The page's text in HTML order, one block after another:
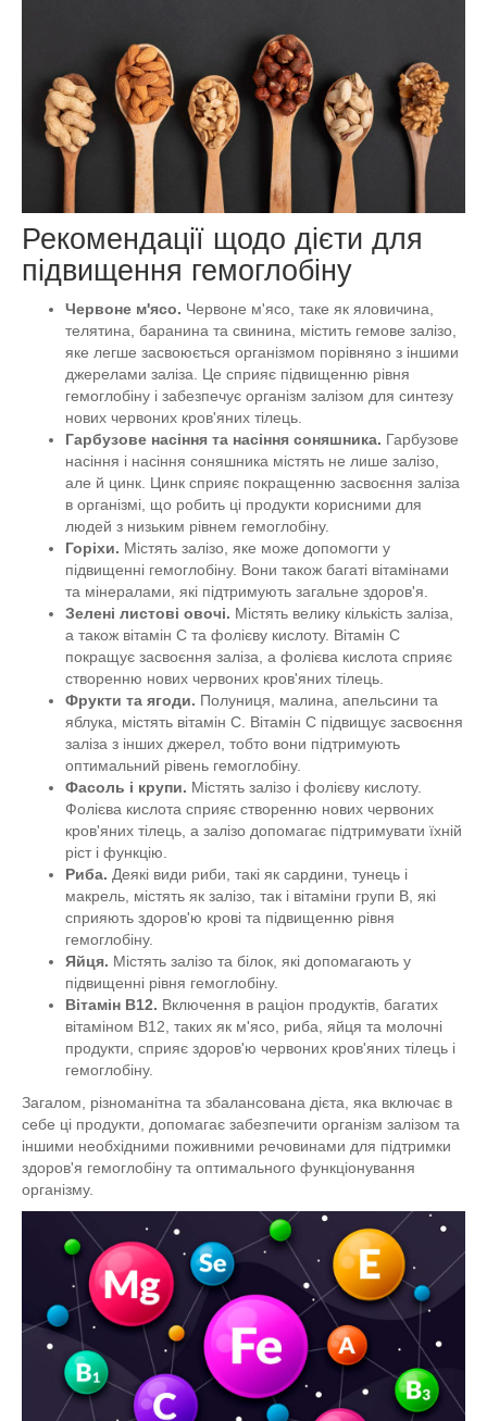
Рекомендації щодо дієти для
підвищення гемоглобіну
Червоне м'ясо. Червоне м'ясо, таке як яловичина,
телятина, баранина та свинина, містить гемове залізо,
яке легше засвоюється організмом порівняно з іншими
джерелами заліза. Це сприяє підвищенню рівня
гемоглобіну і забезпечує організм залізом для синтезу
нових червоних кров'яних тілець.
Гарбузове насіння та насіння соняшника. Гарбузове
насіння і насіння соняшника містять не лише залізо,
але й цинк. Цинк сприяє покращенню засвоєння заліза
в організмі, що робить ці продукти корисними для
людей з низьким рівнем гемоглобіну.
Горіхи. Містять залізо, яке може допомогти у
підвищенні гемоглобіну. Вони також багаті вітамінами
та мінералами, які підтримують загальне здоров'я.
Зелені листові овочі. Містять велику кількість заліза,
а також вітамін C та фолієву кислоту. Вітамін C
покращує засвоєння заліза, а фолієва кислота сприяє
створенню нових червоних кров'яних тілець.
Фрукти та ягоди. Полуниця, малина, апельсини та
яблука, містять вітамін C. Вітамін C підвищує засвоєння
заліза з інших джерел, тобто вони підтримують
оптимальний рівень гемоглобіну.
Фасоль і крупи. Містять залізо і фолієву кислоту.
Фолієва кислота сприяє створенню нових червоних
кров'яних тілець, а залізо допомагає підтримувати їхній
ріст і функцію.
Риба. Деякі види риби, такі як сардини, тунець і
макрель, містять як залізо, так і вітаміни групи B, які
сприяють здоров'ю крові та підвищенню рівня
гемоглобіну.
Яйця. Містять залізо та білок, які допомагають у
підвищенні рівня гемоглобіну.
Вітамін B12. Включення в раціон продуктів, багатих
вітаміном B12, таких як м'ясо, риба, яйця та молочні
продукти, сприяє здоров'ю червоних кров'яних тілець і
гемоглобіну.
Загалом, різноманітна та збалансована дієта, яка включає в
себе ці продукти, допомагає забезпечити організм залізом та
іншими необхідними поживними речовинами для підтримки
здоров'я гемоглобіну та оптимального функціонування
організму.